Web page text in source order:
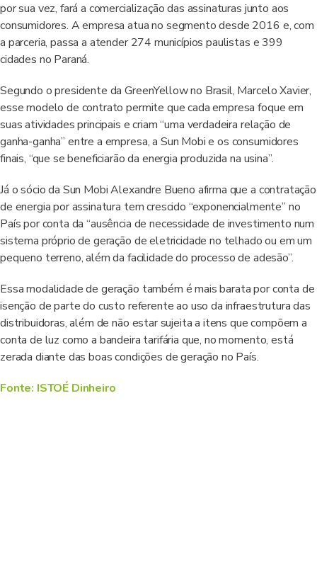
por sua vez, fará a comercialização das assinaturas junto aos
consumidores. A empresa atua no segmento desde 2016 e, com
a parceria, passa a atender 274 municípios paulistas e 399
cidades no Paraná.
Segundo o presidente da GreenYellow no Brasil, Marcelo Xavier,
esse modelo de contrato permite que cada empresa foque em
suas atividades principais e criam “uma verdadeira relação de
ganha-ganha” entre a empresa, a Sun Mobi e os consumidores
finais, “que se beneficiarão da energia produzida na usina”.
Já o sócio da Sun Mobi Alexandre Bueno afirma que a contratação
de energia por assinatura tem crescido “exponencialmente” no
País por conta da “ausência de necessidade de investimento num
sistema próprio de geração de eletricidade no telhado ou em um
pequeno terreno, além da facilidade do processo de adesão”.
Essa modalidade de geração também é mais barata por conta de
isenção de parte do custo referente ao uso da infraestrutura das
distribuidoras, além de não estar sujeita a itens que compõem a
conta de luz como a bandeira tarifária que, no momento, está
zerada diante das boas condições de geração no País.
Fonte: ISTOÉ Dinheiro